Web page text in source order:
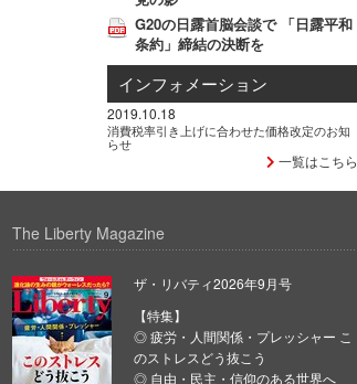
G20の日露首脳会談で 「日露平和
条約」締結の決断を
インフォメーション
2019.10.18
消費税率引き上げに合わせた価格改定のお知
らせ
一覧はこちら
The Liberty Magazine
ザ・リバティ2026年9月号
【特集】
◎ 疲労・人間関係・プレッシャー こ
のストレスどう抜こう
◎ 自由・民主・信仰のある世界へ